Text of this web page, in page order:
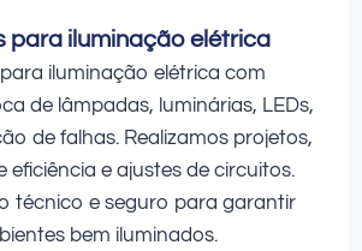
para iluminação elétrica
iluminação elétrica com
de lâmpadas, luminárias, LEDs,
de falhas. Realizamos projetos,
eficiência e ajustes de circuitos.
técnico e seguro para garantir
bem iluminados.